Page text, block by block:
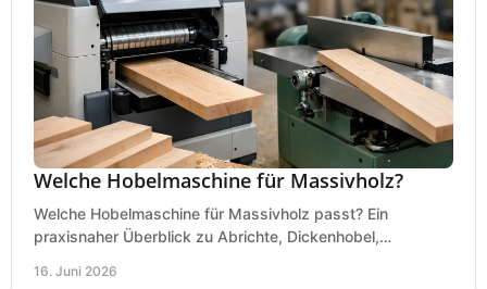
Welche Hobelmaschine für Massivholz?
Welche Hobelmaschine für Massivholz passt? Ein
praxisnaher Überblick zu Abrichte, Dickenhobel,
16. Juni 2026